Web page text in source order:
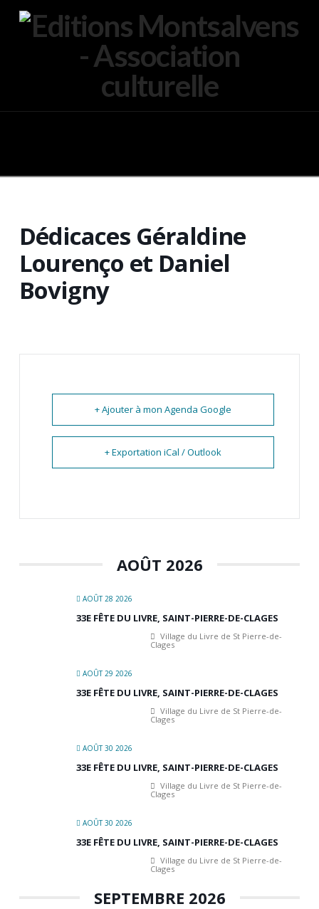
Dédicaces Géraldine
Lourenço et Daniel
Bovigny
+ Ajouter à mon Agenda Google
+ Exportation iCal / Outlook
AOÛT 2026
AOÛT 28 2026
33E FÊTE DU LIVRE, SAINT-PIERRE-DE-CLAGES
Village du Livre de St Pierre-de-
Clages
AOÛT 29 2026
33E FÊTE DU LIVRE, SAINT-PIERRE-DE-CLAGES
Village du Livre de St Pierre-de-
Clages
AOÛT 30 2026
33E FÊTE DU LIVRE, SAINT-PIERRE-DE-CLAGES
Village du Livre de St Pierre-de-
Clages
AOÛT 30 2026
33E FÊTE DU LIVRE, SAINT-PIERRE-DE-CLAGES
Village du Livre de St Pierre-de-
Clages
SEPTEMBRE 2026